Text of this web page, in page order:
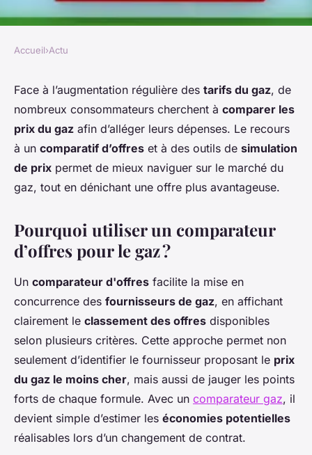
Prix du gaz : comment faire
jouer la concurrence pour
réduire sa facture ?
Sarah•1 septembre 2025•1 min de lecture
Accueil›Actu
Face à l’augmentation régulière des tarifs du gaz, de
nombreux consommateurs cherchent à comparer les
prix du gaz afin d’alléger leurs dépenses. Le recours
à un comparatif d’offres et à des outils de simulation
de prix permet de mieux naviguer sur le marché du
gaz, tout en dénichant une offre plus avantageuse.
Pourquoi utiliser un comparateur
d’offres pour le gaz ?
Un comparateur d'offres facilite la mise en
concurrence des fournisseurs de gaz, en affichant
clairement le classement des offres disponibles
selon plusieurs critères. Cette approche permet non
seulement d’identifier le fournisseur proposant le prix
du gaz le moins cher, mais aussi de jauger les points
forts de chaque formule. Avec un comparateur gaz, il
devient simple d’estimer les économies potentielles
réalisables lors d’un changement de contrat.